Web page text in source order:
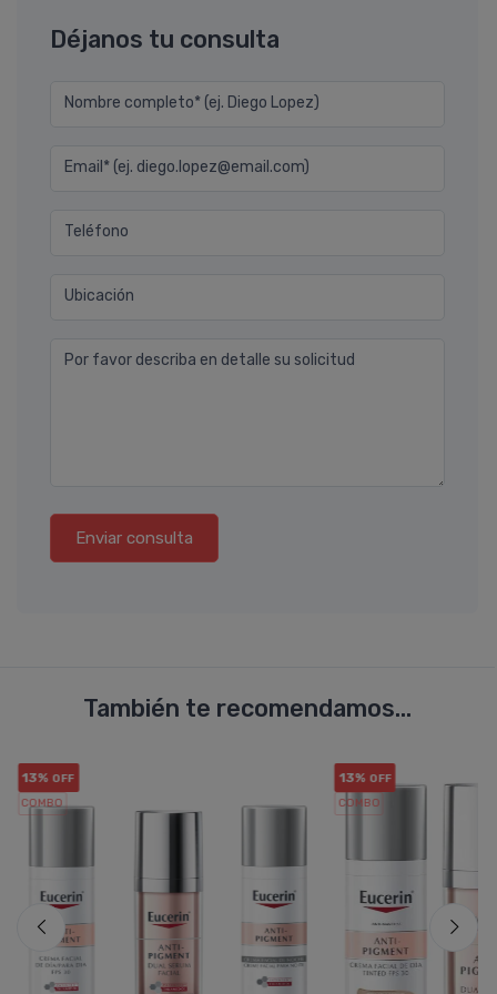
Déjanos tu consulta
Nombre completo* (ej. Diego Lopez)
Email* (ej. diego.lopez@email.com)
Teléfono
Ubicación
Por favor describa en detalle su solicitud
Enviar consulta
También te recomendamos...
13% OFF
COMBO
13% OFF
COMBO